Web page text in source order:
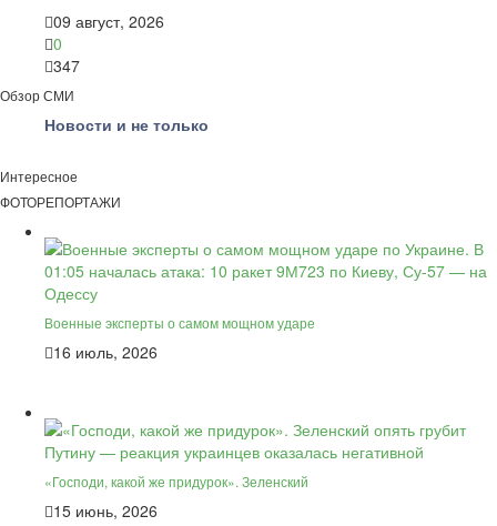
09 август, 2026
0
347
Обзор СМИ
Новости и не только
Интересное
ФОТОРЕПОРТАЖИ
Военные эксперты о самом мощном ударе
16 июль, 2026
«Господи, какой же придурок». Зеленский
15 июнь, 2026